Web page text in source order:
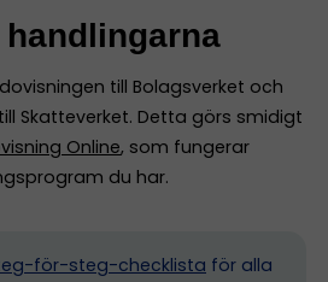
till Bolagsverket och
Skatteverket. Detta görs smidigt
Online, som fungerar
du har.
för-steg-checklista för alla